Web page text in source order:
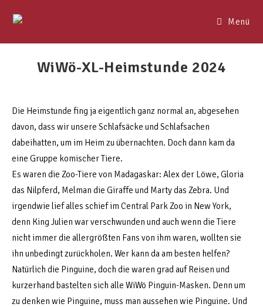
Menü
WiWö-XL-Heimstunde 2024
Die Heimstunde fing ja eigentlich ganz normal an, abgesehen
davon, dass wir unsere Schlafsäcke und Schlafsachen
dabeihatten, um im Heim zu übernachten. Doch dann kam da
eine Gruppe komischer Tiere.
Es waren die Zoo-Tiere von Madagaskar: Alex der Löwe, Gloria
das Nilpferd, Melman die Giraffe und Marty das Zebra. Und
irgendwie lief alles schief im Central Park Zoo in New York,
denn King Julien war verschwunden und auch wenn die Tiere
nicht immer die allergrößten Fans von ihm waren, wollten sie
ihn unbedingt zurückholen. Wer kann da am besten helfen?
Natürlich die Pinguine, doch die waren grad auf Reisen und
kurzerhand bastelten sich alle WiWö Pinguin-Masken. Denn um
zu denken wie Pinguine, muss man aussehen wie Pinguine. Und